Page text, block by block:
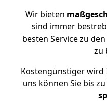
Wir bieten
sind immer
besten Service zu den
zu
Kostengünstiger wird
uns können Sie bis zu